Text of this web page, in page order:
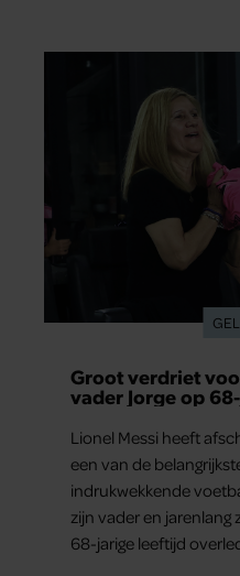
Groot verdriet
vader Jorge op
overleden
Lionel Messi heeft
een van de
indrukwekkende
zijn vader en jarenlang
68-jarige leeftijd